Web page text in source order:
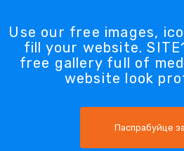
Use our free images,
fill your website.
free gallery full of
website look
Паспрабуйце